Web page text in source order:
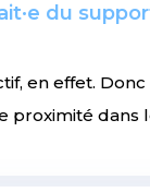
du
en effet. Donc
proximité dans